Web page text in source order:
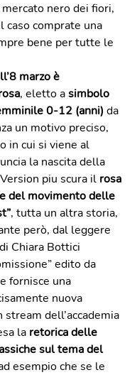
nero dei fiori,
caso comprate una
bene per tutte le
marzo è
, eletto a simbolo
0-12 (anni) da
un motivo preciso,
in cui si viene al
la nascita della
piu scura il rosa
del movimento delle
, tutta un altra storia,
però, dal leggere
Chiara Bottici
edito da
fornisce una
nuova
dell’accademia
la retorica delle
sul tema del
esempio che se le